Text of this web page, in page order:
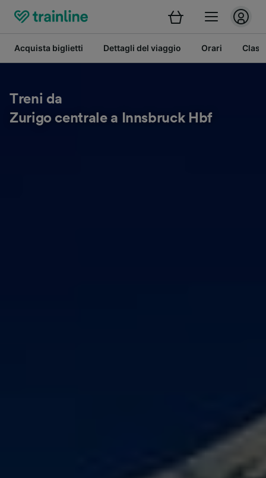
Acquista biglietti Dettagli del viaggio Orari
Treni da
Zurigo centrale a Innsbruck Hbf